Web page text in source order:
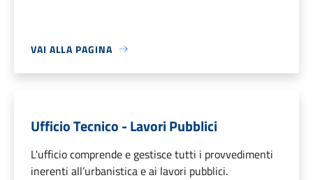
VAI ALLA PAGINA
Ufficio Tecnico - Lavori Pubblici
L'ufficio comprende e gestisce tutti i provvedimenti
inerenti all’urbanistica e ai lavori pubblici.